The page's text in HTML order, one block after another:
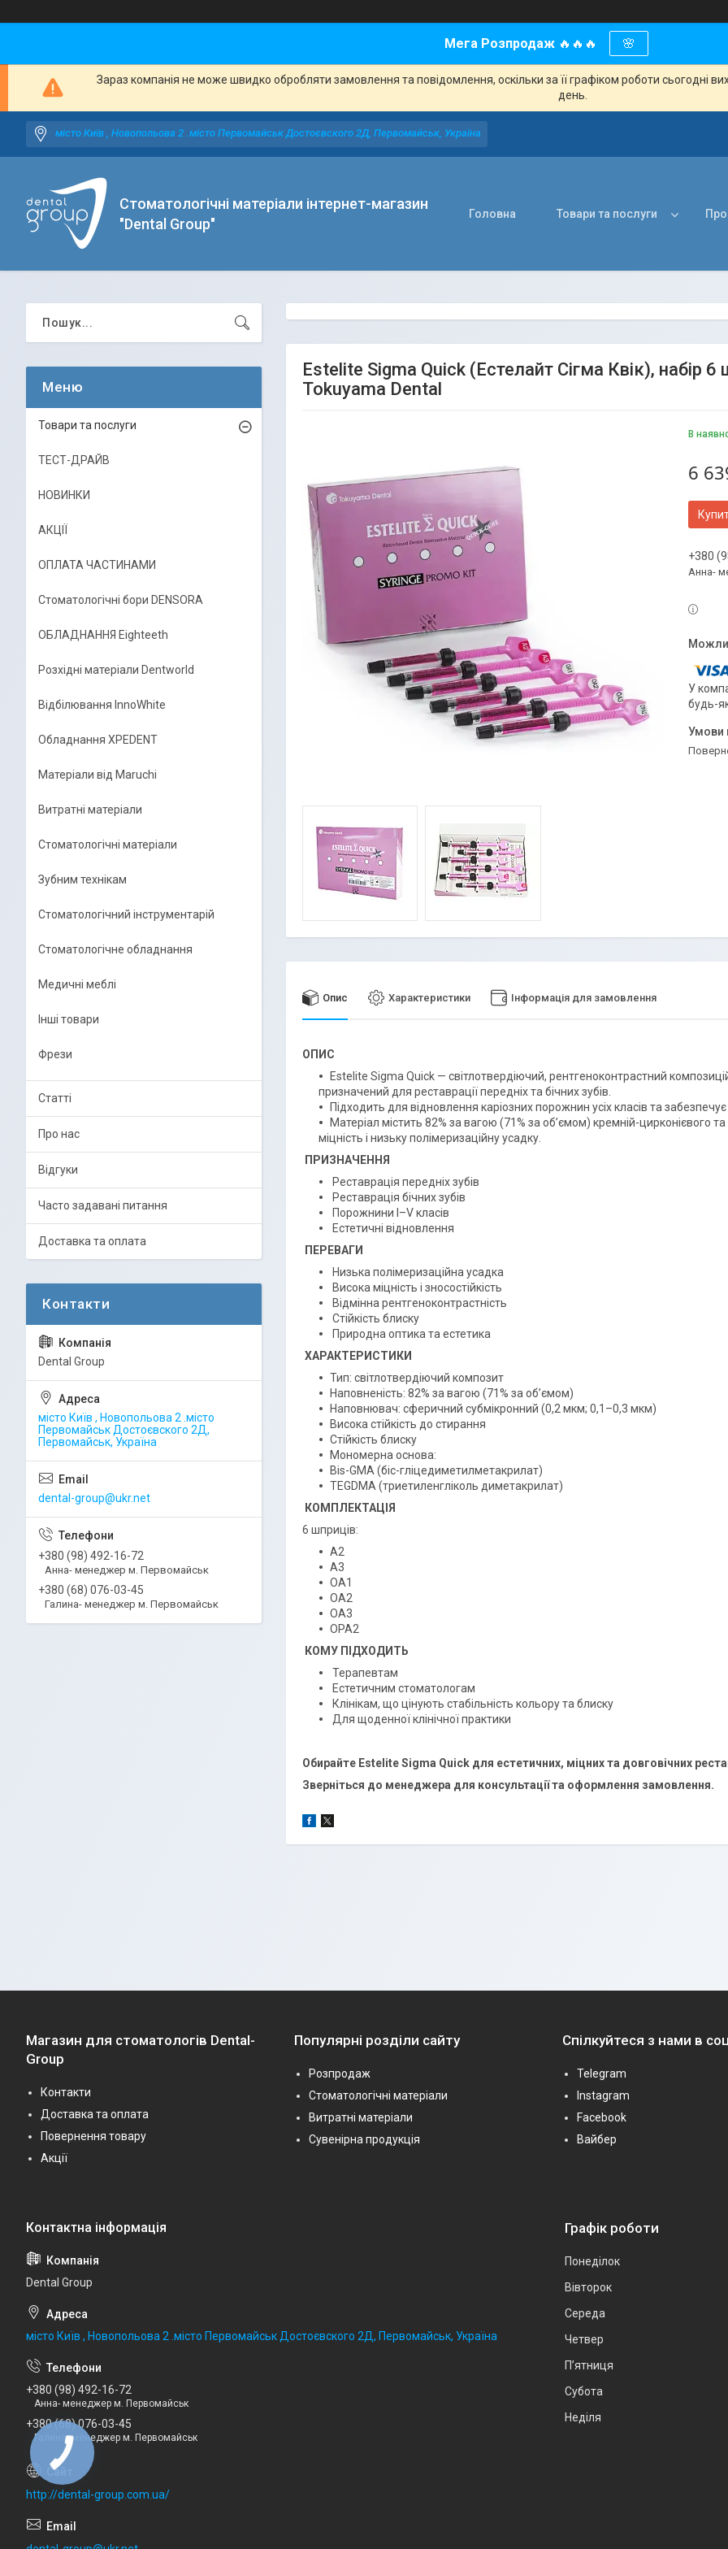
Мега Розпродаж 🔥🔥🔥 🌸
Зараз компанія не може швидко обробляти замовлення та повідомлення, оскільки за її графіком роботи сьогодні
день.
місто Київ , Новопольова 2 .місто Первомайськ Достоєвского 2Д, Первомайськ, Україна
Стоматологічні матеріали інтернет-магазин
"Dental Group"
Головна Товари та послуги
Estelite Sigma Quick (Естелайт Сігма Квік), набір
Tokuyama Dental
В
6
+380
Анна-
У
будь-
Опис Характеристики Інформація для замовлення
ОПИС
Estelite Sigma Quick — світлотвердіючий, рентгеноконтрастний
призначений для реставрації передніх та бічних зубів.
Підходить для відновлення каріозних порожнин усіх класів та забезпечує
Матеріал містить 82% за вагою (71% за об’ємом) кремній-цирконієвого
міцність і низьку полімеризаційну усадку.
ПРИЗНАЧЕННЯ
Реставрація передніх зубів
Реставрація бічних зубів
Порожнини I–V класів
Естетичні відновлення
ПЕРЕВАГИ
Низька полімеризаційна усадка
Висока міцність і зносостійкість
Відмінна рентгеноконтрастність
Стійкість блиску
Природна оптика та естетика
ХАРАКТЕРИСТИКИ
Тип: світлотвердіючий композит
Наповненість: 82% за вагою (71% за об’ємом)
Наповнювач: сферичний субмікронний (0,2 мкм; 0,1–0,3 мкм)
Висока стійкість до стирання
Стійкість блиску
Мономерна основа:
Bis-GMA (біс-гліцедиметилметакрилат)
TEGDMA (триетиленгліколь диметакрилат)
КОМПЛЕКТАЦІЯ
6 шприців:
A2
A3
OA1
OA2
OA3
OPA2
КОМУ ПІДХОДИТЬ
Терапевтам
Естетичним стоматологам
Клінікам, що цінують стабільність кольору та блиску
Для щоденної клінічної практики
Обирайте Estelite Sigma Quick для естетичних, міцних та довговічних
Зверніться до менеджера для консультації та оформлення замовлення.
Товари та послуги
ТЕСТ-ДРАЙВ
НОВИНКИ
АКЦІЇ
ОПЛАТА ЧАСТИНАМИ
Стоматологічні бори DENSORA
ОБЛАДНАННЯ Eighteeth
Розхідні матеріали Dentworld
Відбілювання InnoWhite
Обладнання XPEDENT
Матеріали від Maruchi
Витратні матеріали
Стоматологічні матеріали
Зубним технікам
Стоматологічний інструментарій
Стоматологічне обладнання
Медичні меблі
Інші товари
Фрези
Статті
Про нас
Відгуки
Часто задавані питання
Доставка та оплата
Dental Group
місто Київ , Новопольова 2 .місто
Первомайськ Достоєвского 2Д,
Первомайськ, Україна
dental-group@ukr.net
+380 (98) 492-16-72
Анна- менеджер м. Первомайськ
+380 (68) 076-03-45
Галина- менеджер м. Первомайськ
Магазин для стоматологів Dental-
Group
Контакти
Доставка та оплата
Повернення товару
Акції
Популярні розділи сайту
Розпродаж
Стоматологічні матеріали
Витратні матеріали
Сувенірна продукція
Спілкуйтеся з нами в
Telegram
Instagram
Facebook
Вайбер
Dental Group
місто Київ , Новопольова 2 .місто Первомайськ Достоєвского 2Д, Первомайськ, Україна
+380 (98) 492-16-72
Анна- менеджер м. Первомайськ
+380 (68) 076-03-45
Галина- менеджер м. Первомайськ
http://dental-group.com.ua/
Графік роботи
Понеділок
Вівторок
Середа
Четвер
Пʼятниця
Субота
Неділя